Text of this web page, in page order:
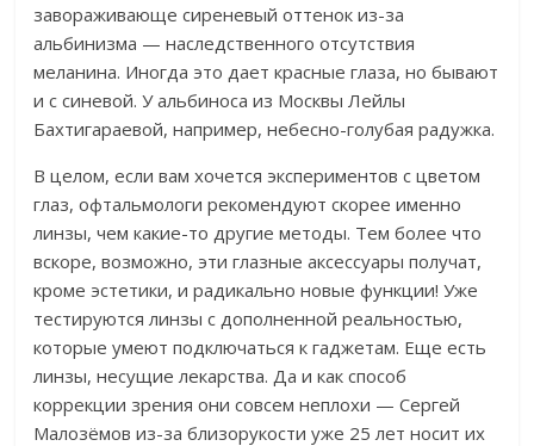
завораживающе сиреневый оттенок из-за
альбинизма — наследственного отсутствия
меланина. Иногда это дает красные глаза, но бывают
и с синевой. У альбиноса из Москвы Лейлы
Бахтигараевой, например, небесно-голубая радужка.
В целом, если вам хочется экспериментов с цветом
глаз, офтальмологи рекомендуют скорее именно
линзы, чем какие-то другие методы. Тем более что
вскоре, возможно, эти глазные аксессуары получат,
кроме эстетики, и радикально новые функции! Уже
тестируются линзы с дополненной реальностью,
которые умеют подключаться к гаджетам. Еще есть
линзы, несущие лекарства. Да и как способ
коррекции зрения они совсем неплохи — Сергей
Малозёмов из-за близорукости уже 25 лет носит их